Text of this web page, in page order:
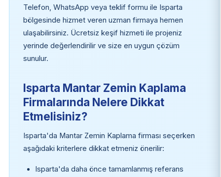
Telefon, WhatsApp veya teklif formu ile Isparta
bölgesinde hizmet veren uzman firmaya hemen
ulaşabilirsiniz. Ücretsiz keşif hizmeti ile projeniz
yerinde değerlendirilir ve size en uygun çözüm
sunulur.
Isparta Mantar Zemin Kaplama
Firmalarında Nelere Dikkat
Etmelisiniz?
Isparta'da Mantar Zemin Kaplama firması seçerken
aşağıdaki kriterlere dikkat etmeniz önerilir:
Isparta'da daha önce tamamlanmış referans